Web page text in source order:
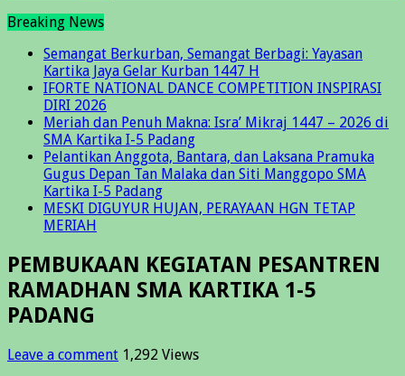
Breaking News
Semangat Berkurban, Semangat Berbagi: Yayasan
Kartika Jaya Gelar Kurban 1447 H
IFORTE NATIONAL DANCE COMPETITION INSPIRASI
DIRI 2026
Meriah dan Penuh Makna: Isra’ Mikraj 1447 – 2026 di
SMA Kartika I-5 Padang
Pelantikan Anggota, Bantara, dan Laksana Pramuka
Gugus Depan Tan Malaka dan Siti Manggopo SMA
Kartika I-5 Padang
MESKI DIGUYUR HUJAN, PERAYAAN HGN TETAP
MERIAH
PEMBUKAAN KEGIATAN PESANTREN
RAMADHAN SMA KARTIKA 1-5
PADANG
Leave a comment 1,292 Views